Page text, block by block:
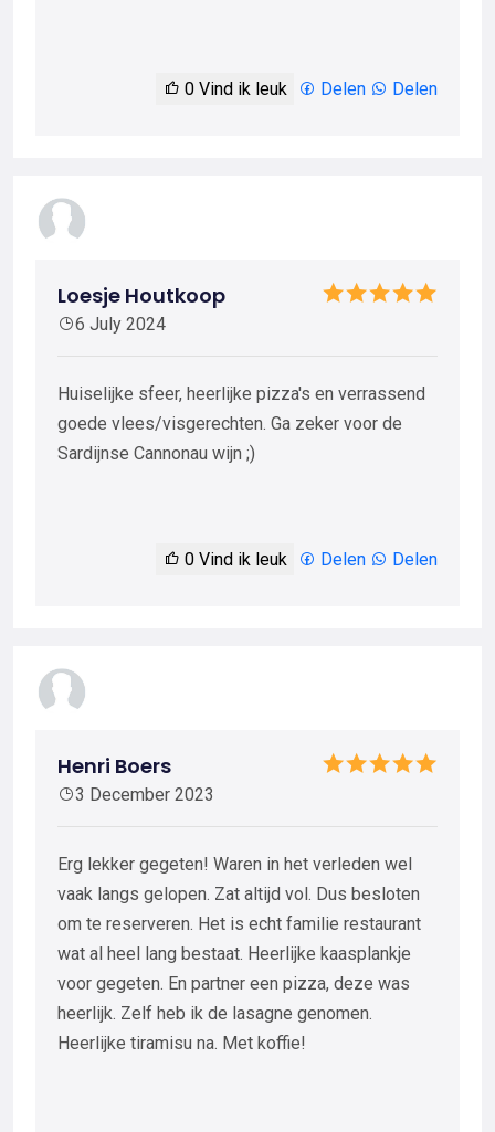
0 Vind ik leuk Delen Delen
Loesje Houtkoop
6 July 2024
Huiselijke sfeer, heerlijke pizza's en verrassend
goede vlees/visgerechten. Ga zeker voor de
Sardijnse Cannonau wijn ;)
0 Vind ik leuk Delen Delen
Henri Boers
3 December 2023
Erg lekker gegeten! Waren in het verleden wel
vaak langs gelopen. Zat altijd vol. Dus besloten
om te reserveren. Het is echt familie restaurant
wat al heel lang bestaat. Heerlijke kaasplankje
voor gegeten. En partner een pizza, deze was
heerlijk. Zelf heb ik de lasagne genomen.
Heerlijke tiramisu na. Met koffie!